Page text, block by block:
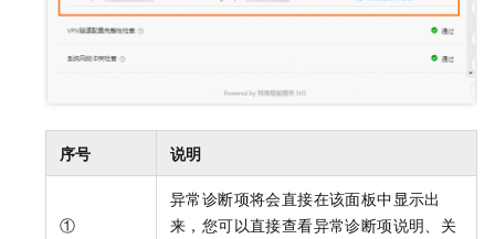
序号 说明
①
异常诊断项将会直接在该面板中显示出
来，您可以直接查看异常诊断项说明、关